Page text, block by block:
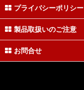
プライバシーポリシー
製品取扱いのご注意
お問合せ